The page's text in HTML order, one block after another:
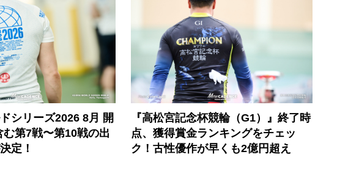
シリーズ2026 8月 開
第7戦〜第10戦の出
定！
『高松宮記念杯競輪（G1）』終了時
点、獲得賞金ランキングをチェッ
ク！古性優作が早くも2億円超え